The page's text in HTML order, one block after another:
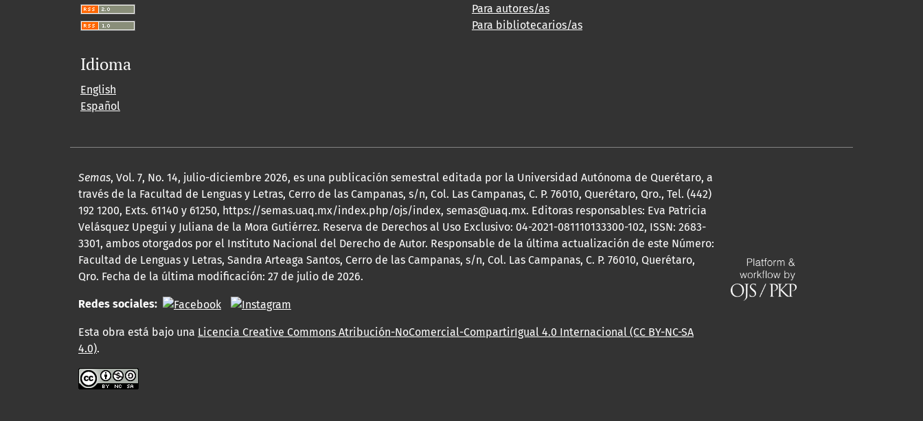
Para autores/as
Para bibliotecarios/as
Idioma
English
Español
Semas, Vol. 7, No. 14, julio-diciembre 2026, es una publicación semestral editada por la Universidad Autónoma de Querétaro, a
través de la Facultad de Lenguas y Letras, Cerro de las Campanas, s/n, Col. Las Campanas, C. P. 76010, Querétaro, Qro., Tel. (442)
192 1200, Exts. 61140 y 61250, https://semas.uaq.mx/index.php/ojs/index, semas@uaq.mx. Editoras responsables: Eva Patricia
Velásquez Upegui y Juliana de la Mora Gutiérrez. Reserva de Derechos al Uso Exclusivo: 04-2021-081110133300-102, ISSN: 2683-
3301, ambos otorgados por el Instituto Nacional del Derecho de Autor. Responsable de la última actualización de este Número:
Facultad de Lenguas y Letras, Sandra Arteaga Santos, Cerro de las Campanas, s/n, Col. Las Campanas, C. P. 76010, Querétaro,
Qro. Fecha de la última modificación: 27 de julio de 2026.
Redes sociales:
Esta obra está bajo una Licencia Creative Commons Atribución-NoComercial-CompartirIgual 4.0 Internacional (CC BY-NC-SA
4.0).